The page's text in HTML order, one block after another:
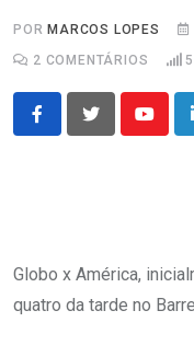
PORMARCOS LOPES
2 COMENTÁRIOS
Globo x América,
quatro da tarde no